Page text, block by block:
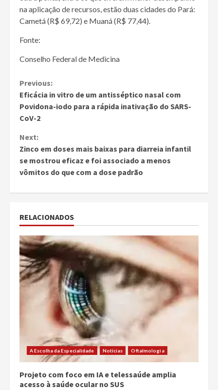
na aplicação de recursos, estão duas cidades do Pará:
Cametá (R$ 69,72) e Muaná (R$ 77,44).
Fonte:
Conselho Federal de Medicina
Continue
Reading
Previous:
Eficácia in vitro de um antisséptico nasal com
Povidona-iodo para a rápida inativação do SARS-
CoV-2
Next:
Zinco em doses mais baixas para diarreia infantil
se mostrou eficaz e foi associado a menos
vômitos do que com a dose padrão
RELACIONADOS
A Escolha da Especialidade Notícias Oftalmologia
Projeto com foco em IA e telessaúde amplia
acesso à saúde ocular no SUS